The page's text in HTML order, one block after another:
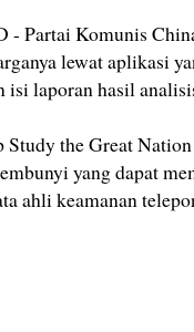
Partai Komunis
lewat aplikasi
isi laporan hasil
Study the Great
yang dapat
ahli keamanan